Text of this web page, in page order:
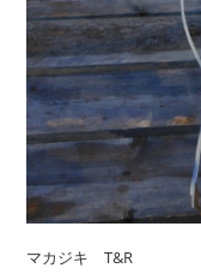
マカジキ T&R